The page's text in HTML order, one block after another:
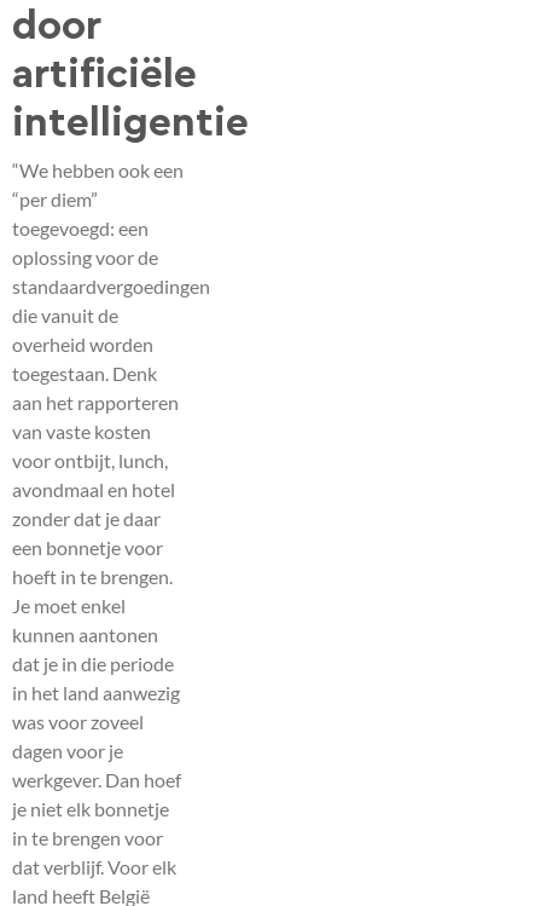
door
artificiële
intelligentie
“We hebben ook een
“per diem”
toegevoegd: een
oplossing voor de
standaardvergoedingen
die vanuit de
overheid worden
toegestaan. Denk
aan het rapporteren
van vaste kosten
voor ontbijt, lunch,
avondmaal en hotel
zonder dat je daar
een bonnetje voor
hoeft in te brengen.
Je moet enkel
kunnen aantonen
dat je in die periode
in het land aanwezig
was voor zoveel
dagen voor je
werkgever. Dan hoef
je niet elk bonnetje
in te brengen voor
dat verblijf. Voor elk
land heeft België